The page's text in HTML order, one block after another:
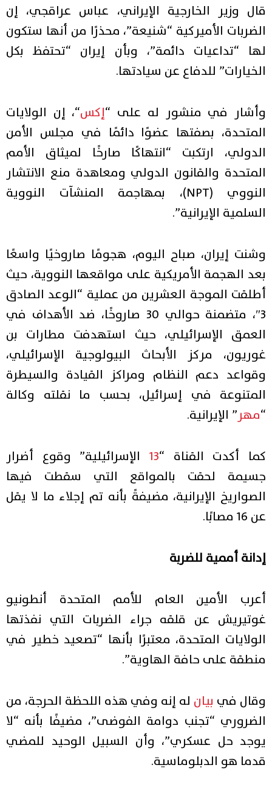
قال وزير الخارجية الإيراني، عباس عراقجي، إن
الضربات الأميركية “شنيعة”، محذرًا من أنها ستكون
لها “تداعيات دائمة”، وبأن إيران “تحتفظ بكل
الخيارات” للدفاع عن سيادتها.
وأشار في منشور له على “إكس“، إن الولايات
المتحدة، بصفتها عضوًا دائمًا في مجلس الأمن
الدولي، ارتكبت “انتهاكًا صارخًا لميثاق الأمم
المتحدة والقانون الدولي ومعاهدة منع الانتشار
النووي (NPT)، بمهاجمة المنشآت النووية
السلمية الإيرانية”.
وشنت إيران، صباح اليوم، هجومًا صاروخيًا واسعًا
بعد الهجمة الأمريكية على مواقعها النووية، حيث
أطلقت الموجة العشرين من عملية “الوعد الصادق
3″، متضمنة حوالي 30 صاروخًا، ضد الأهداف في
العمق الإسرائيلي، حيث استهدفت مطارات بن
غوريون، مركز الأبحاث البيولوجية الإسرائيلي،
وقواعد دعم النظام ومراكز القيادة والسيطرة
المتنوعة في إسرائيل، بحسب ما نقلته وكالة
“مهر” الإيرانية.
كما أكدت القناة “13 الإسرائيلية” وقوع أضرار
جسيمة لحقت بالمواقع التي سقطت فيها
الصواريخ الإيرانية، مضيفةً بأنه تم إجلاء ما لا يقل
عن 16 مصابًا.
إدانة أممية للضربة
أعرب الأمين العام للأمم المتحدة أنطونيو
غوتيريش عن قلقه جراء الضربات التي نفذتها
الولايات المتحدة، معتبرًا بأنها “تصعيد خطير في
منطقة على حافة الهاوية”.
وقال في بيان له إنه وفي هذه اللحظة الحرجة، من
الضروري “تجنب دوامة الفوضى”، مضيفًا بأنه “لا
يوجد حل عسكري”، وأن السبيل الوحيد للمضي
قدما هو الدبلوماسية.